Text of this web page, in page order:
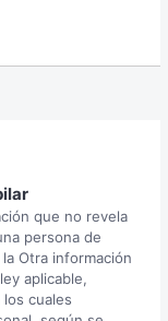
que no revela
persona de
Otra información
aplicable,
cuales